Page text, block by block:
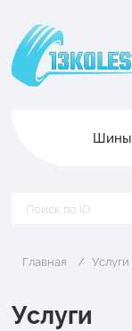
Шины
Главная Услуги
Услуги